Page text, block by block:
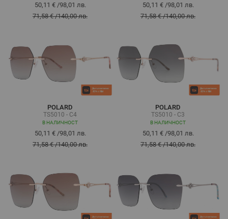
50,11 €/98,01 лв.
71,58 €/140,00 лв.
50,11 €/98,01 лв.
71,58 €/140,00 лв.
POLARD
TS5010 - C4
В НАЛИЧНОСТ
50,11 €/98,01 лв.
71,58 €/140,00 лв.
POLARD
TS5010 - C3
В НАЛИЧНОСТ
50,11 €/98,01 лв.
71,58 €/140,00 лв.